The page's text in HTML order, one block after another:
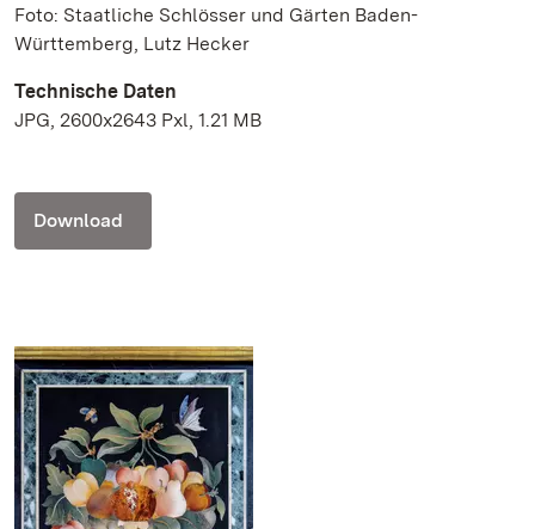
Foto: Staatliche Schlösser und Gärten Baden-
Württemberg, Lutz Hecker
Technische Daten
JPG, 2600x2643 Pxl, 1.21 MB
Download